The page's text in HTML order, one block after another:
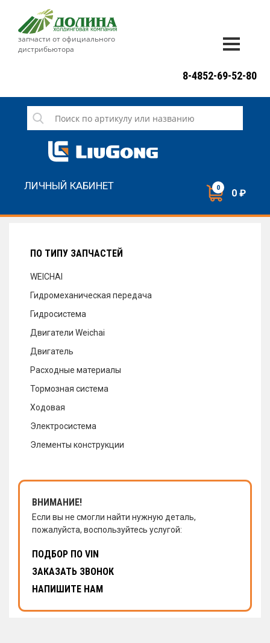
запчасти от официального
дистрибьютора
СЕРВИС
НОВОСТИ
8-4852-69-52-80
ЛИЧНЫЙ КАБИНЕТ 0 0 ₽
ПО ТИПУ ЗАПЧАСТЕЙ
WEICHAI
Гидромеханическая передача
Гидросистема
Двигатели Weichai
Двигатель
Расходные материалы
Тормозная система
Ходовая
Электросистема
Элементы конструкции
ВНИМАНИЕ!
Если вы не смогли найти нужную деталь,
пожалуйста, воспользуйтесь услугой:
ПОДБОР ПО VIN
ЗАКАЗАТЬ ЗВОНОК
НАПИШИТЕ НАМ